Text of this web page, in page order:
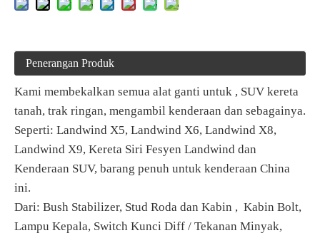
Penerangan Produk
Kami membekalkan semua alat ganti untuk , SUV kereta
tanah, trak ringan, mengambil kenderaan dan sebagainya.
Seperti: Landwind X5, Landwind X6, Landwind X8,
Landwind X9, Kereta Siri Fesyen Landwind dan
Kenderaan SUV, barang penuh untuk kenderaan China
ini.
Dari: Bush Stabilizer, Stud Roda dan Kabin , Kabin Bolt,
Lampu Kepala, Switch Kunci Diff / Tekanan Minyak,